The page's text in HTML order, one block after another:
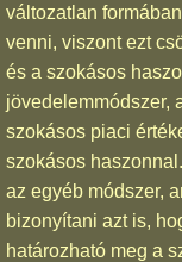
változatlan
venni, viszont ezt
és a szokásos
jövedelemmódszer,
szokásos piaci
szokásos
az egyéb módszer,
bizonyítani azt is,
határozható meg a